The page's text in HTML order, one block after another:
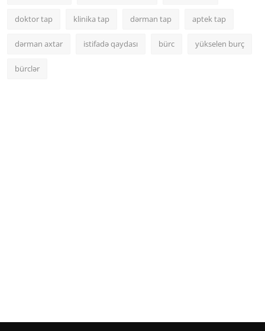
doktor tap klinika tap dərman tap aptek tap
dərman axtar istifadə qaydası bürc yükselen burç
bürclər